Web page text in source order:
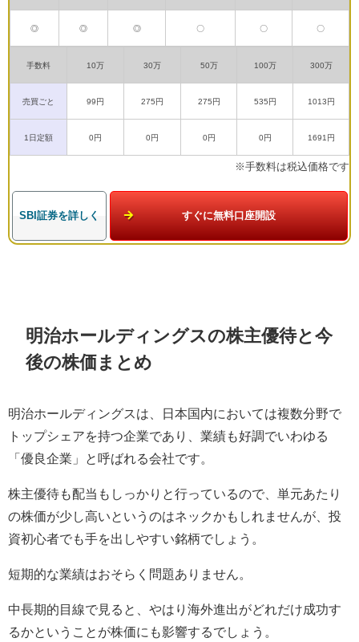
◎ ◎ ◎ 〇 〇 〇
手数料 10万 30万 50万 100万 300万
売買ごと 99円 275円 275円 535円 1013円
1日定額 0円 0円 0円 0円 1691円
※手数料は税込価格です
SBI証券を詳しく すぐに無料口座開設
明治ホールディングスの株主優待と今
後の株価まとめ
明治ホールディングスは、日本国内においては複数分野で
トップシェアを持つ企業であり、業績も好調でいわゆる
「優良企業」と呼ばれる会社です。
株主優待も配当もしっかりと行っているので、単元あたり
の株価が少し高いというのはネックかもしれませんが、投
資初心者でも手を出しやすい銘柄でしょう。
短期的な業績はおそらく問題ありません。
中長期的目線で見ると、やはり海外進出がどれだけ成功す
るかということが株価にも影響するでしょう。